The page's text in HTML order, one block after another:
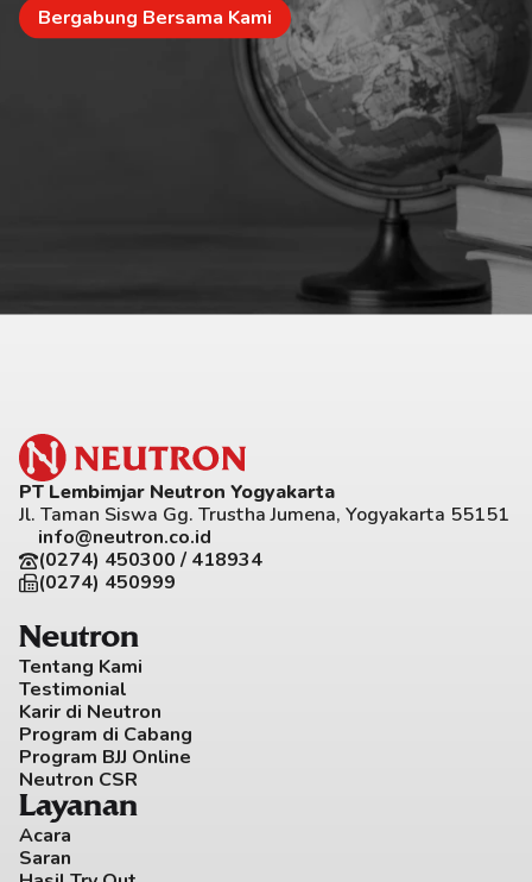
Bergabung Bersama Kami
PT Lembimjar Neutron Yogyakarta
Jl. Taman Siswa Gg. Trustha Jumena, Yogyakarta 55151
info@neutron.co.id
(0274) 450300 / 418934
(0274) 450999
Neutron
Tentang Kami
Testimonial
Karir di Neutron
Program di Cabang
Program BJJ Online
Neutron CSR
Layanan
Acara
Saran